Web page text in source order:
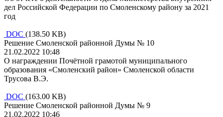
дел Российской Федерации по Смоленскому району за 2021
год
DOC (138.50 KB)
Решение Смоленской районной Думы № 10
21.02.2022 10:48
О награждении Почётной грамотой муниципального
образования «Смоленский район» Смоленской области
Трусова В.Э.
DOC (163.00 KB)
Решение Смоленской районной Думы № 9
21.02.2022 10:46